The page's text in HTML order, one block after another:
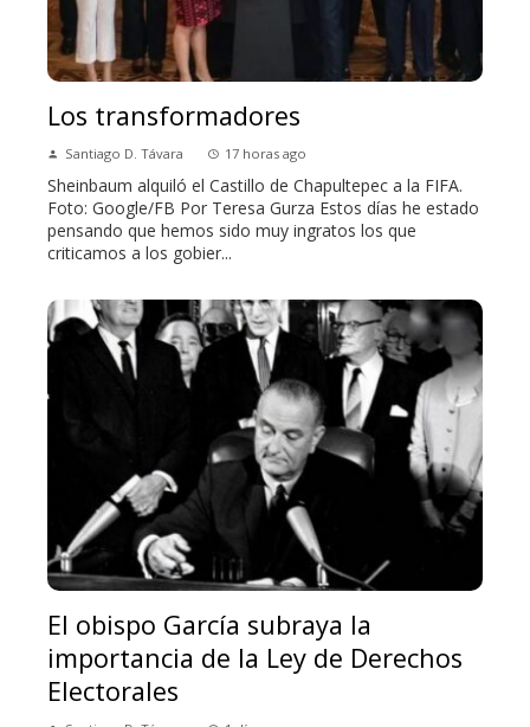
Los transformadores
Santiago D. Távara 17 horas ago
Sheinbaum alquiló el Castillo de Chapultepec a la FIFA.
Foto: Google/FB Por Teresa Gurza Estos días he estado
pensando que hemos sido muy ingratos los que
criticamos a los gobier...
El obispo García subraya la
importancia de la Ley de Derechos
Electorales